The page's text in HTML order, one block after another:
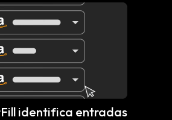
identifica entradas